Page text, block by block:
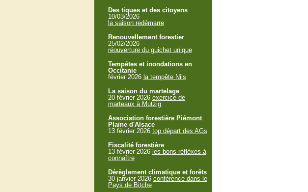
Des tiques et des citoyens
10/03/2026
la saison redémarre
Renouvellement forestier
25/02/2026
réouverture du guichet unique
Tempêtes et inondations en
Occitanie
février 2026 la tempête Nils
La saison du martelage
20 février 2026 exercice de
marteaux à Mutzig
Association forestière Piémont
Plaine d'Alsace
13 février 2026 top départ des AGs
Fiscalité forestière
13 février 2026 les bons réflèxes à
connaître
Dérèglement climatique et forêts
30 janvier 2026 conférence dans le
Pays de Bitche